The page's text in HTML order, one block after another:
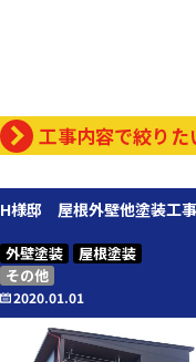
工事内容で絞りた
H様邸 屋根外壁他塗装工事
2020.01.01
外壁塗装
屋根塗装
その他